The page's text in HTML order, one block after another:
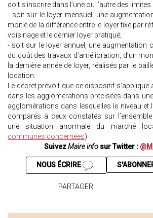
doit s’inscrire dans l’une ou l’autre des
- soit sur le loyer mensuel, une
moitié de la différence entre le loyer fixé par
voisinage et le dernier loyer pratiqué;
- soit sur le loyer annuel, une augmentation
du coût des travaux d’amélioration, d’un
la dernière année de loyer, réalisés par le
location.
Le décret prévoit que ce dispositif
dans les agglomérations précisées dans
agglomérations dans lesquelles le niveau et
comparés à ceux constatés sur
une situation anormale du marché
communes concernées).
SuivezMaire info sur Twitter :
NOUS ÉCRIRE
PARTAGER